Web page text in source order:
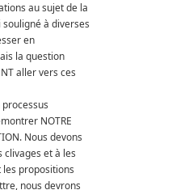
au sujet de la
souligné à diverses
en
la question
aller vers ces
processus
NOTRE
Nous devons
et à les
propositions
nous devrons